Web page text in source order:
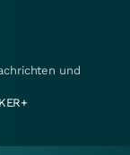
und